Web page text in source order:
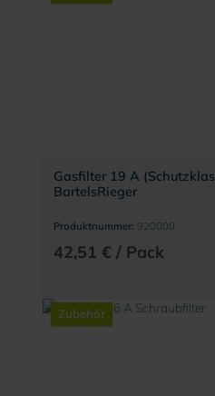
Gasfilter 19 A
BartelsRieger
Produktnummer: 920000
42,51 € / Pack
Zubehör